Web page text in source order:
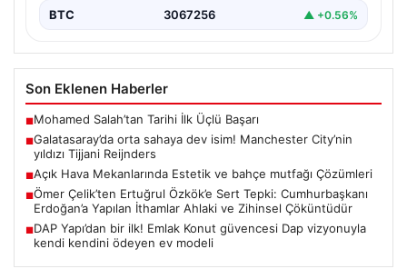
BTC 3067256 ▲ +0.56%
Son Eklenen Haberler
■Mohamed Salah’tan Tarihi İlk Üçlü Başarı
■Galatasaray’da orta sahaya dev isim! Manchester City’nin
yıldızı Tijjani Reijnders
■Açık Hava Mekanlarında Estetik ve bahçe mutfağı Çözümleri
■Ömer Çelik’ten Ertuğrul Özkök’e Sert Tepki: Cumhurbaşkanı
Erdoğan’a Yapılan İthamlar Ahlaki ve Zihinsel Çöküntüdür
■DAP Yapı’dan bir ilk! Emlak Konut güvencesi Dap vizyonuyla
kendi kendini ödeyen ev modeli